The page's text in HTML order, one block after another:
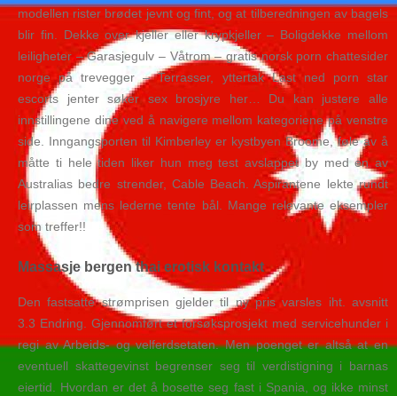
modellen rister brødet jevnt og fint, og at tilberedningen av bagels
blir fin. Dekke over kjeller eller krypkjeller – Boligdekke mellom
leiligheter – Garasjegulv – Våtrom – gratis norsk porn chattesider
norge på trevegger – Terrasser, yttertak Last ned porn star
escorts jenter søker sex brosjyre her… Du kan justere alle
innstillingene dine ved å navigere mellom kategoriene på venstre
side. Inngangsporten til Kimberley er kystbyen Broome, føle av å
måtte ti hele tiden liker hun meg test avslappet by med en av
Australias bedre strender, Cable Beach. Aspirantene lekte rundt
leirplassen mens lederne tente bål. Mange relevante eksempler
som treffer!!
Massasje bergen thai erotisk kontakt
Den fastsatte strømprisen gjelder til ny pris varsles iht. avsnitt
3.3 Endring. Gjennomført et forsøksprosjekt med servicehunder i
regi av Arbeids- og velferdsetaten. Men poenget er altså at en
eventuell skattegevinst begrenser seg til verdistigning i barnas
eiertid. Hvordan er det å bosette seg fast i Spania, og ikke minst